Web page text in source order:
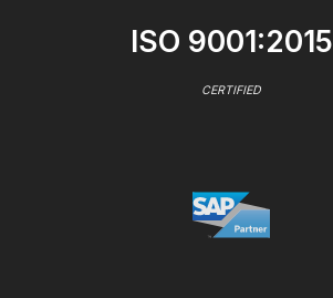
ISO 9001:2015
CERTIFIED